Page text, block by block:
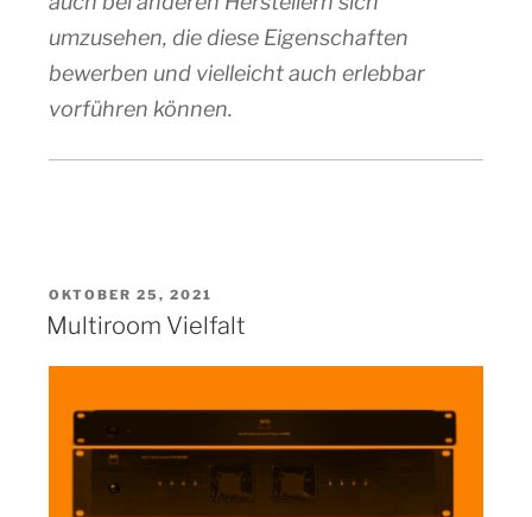
umzusehen, die diese Eigenschaften
bewerben und vielleicht auch erlebbar
vorführen können.
VERÖFFENTLICHT
AM
OKTOBER 25, 2021
Multiroom Vielfalt